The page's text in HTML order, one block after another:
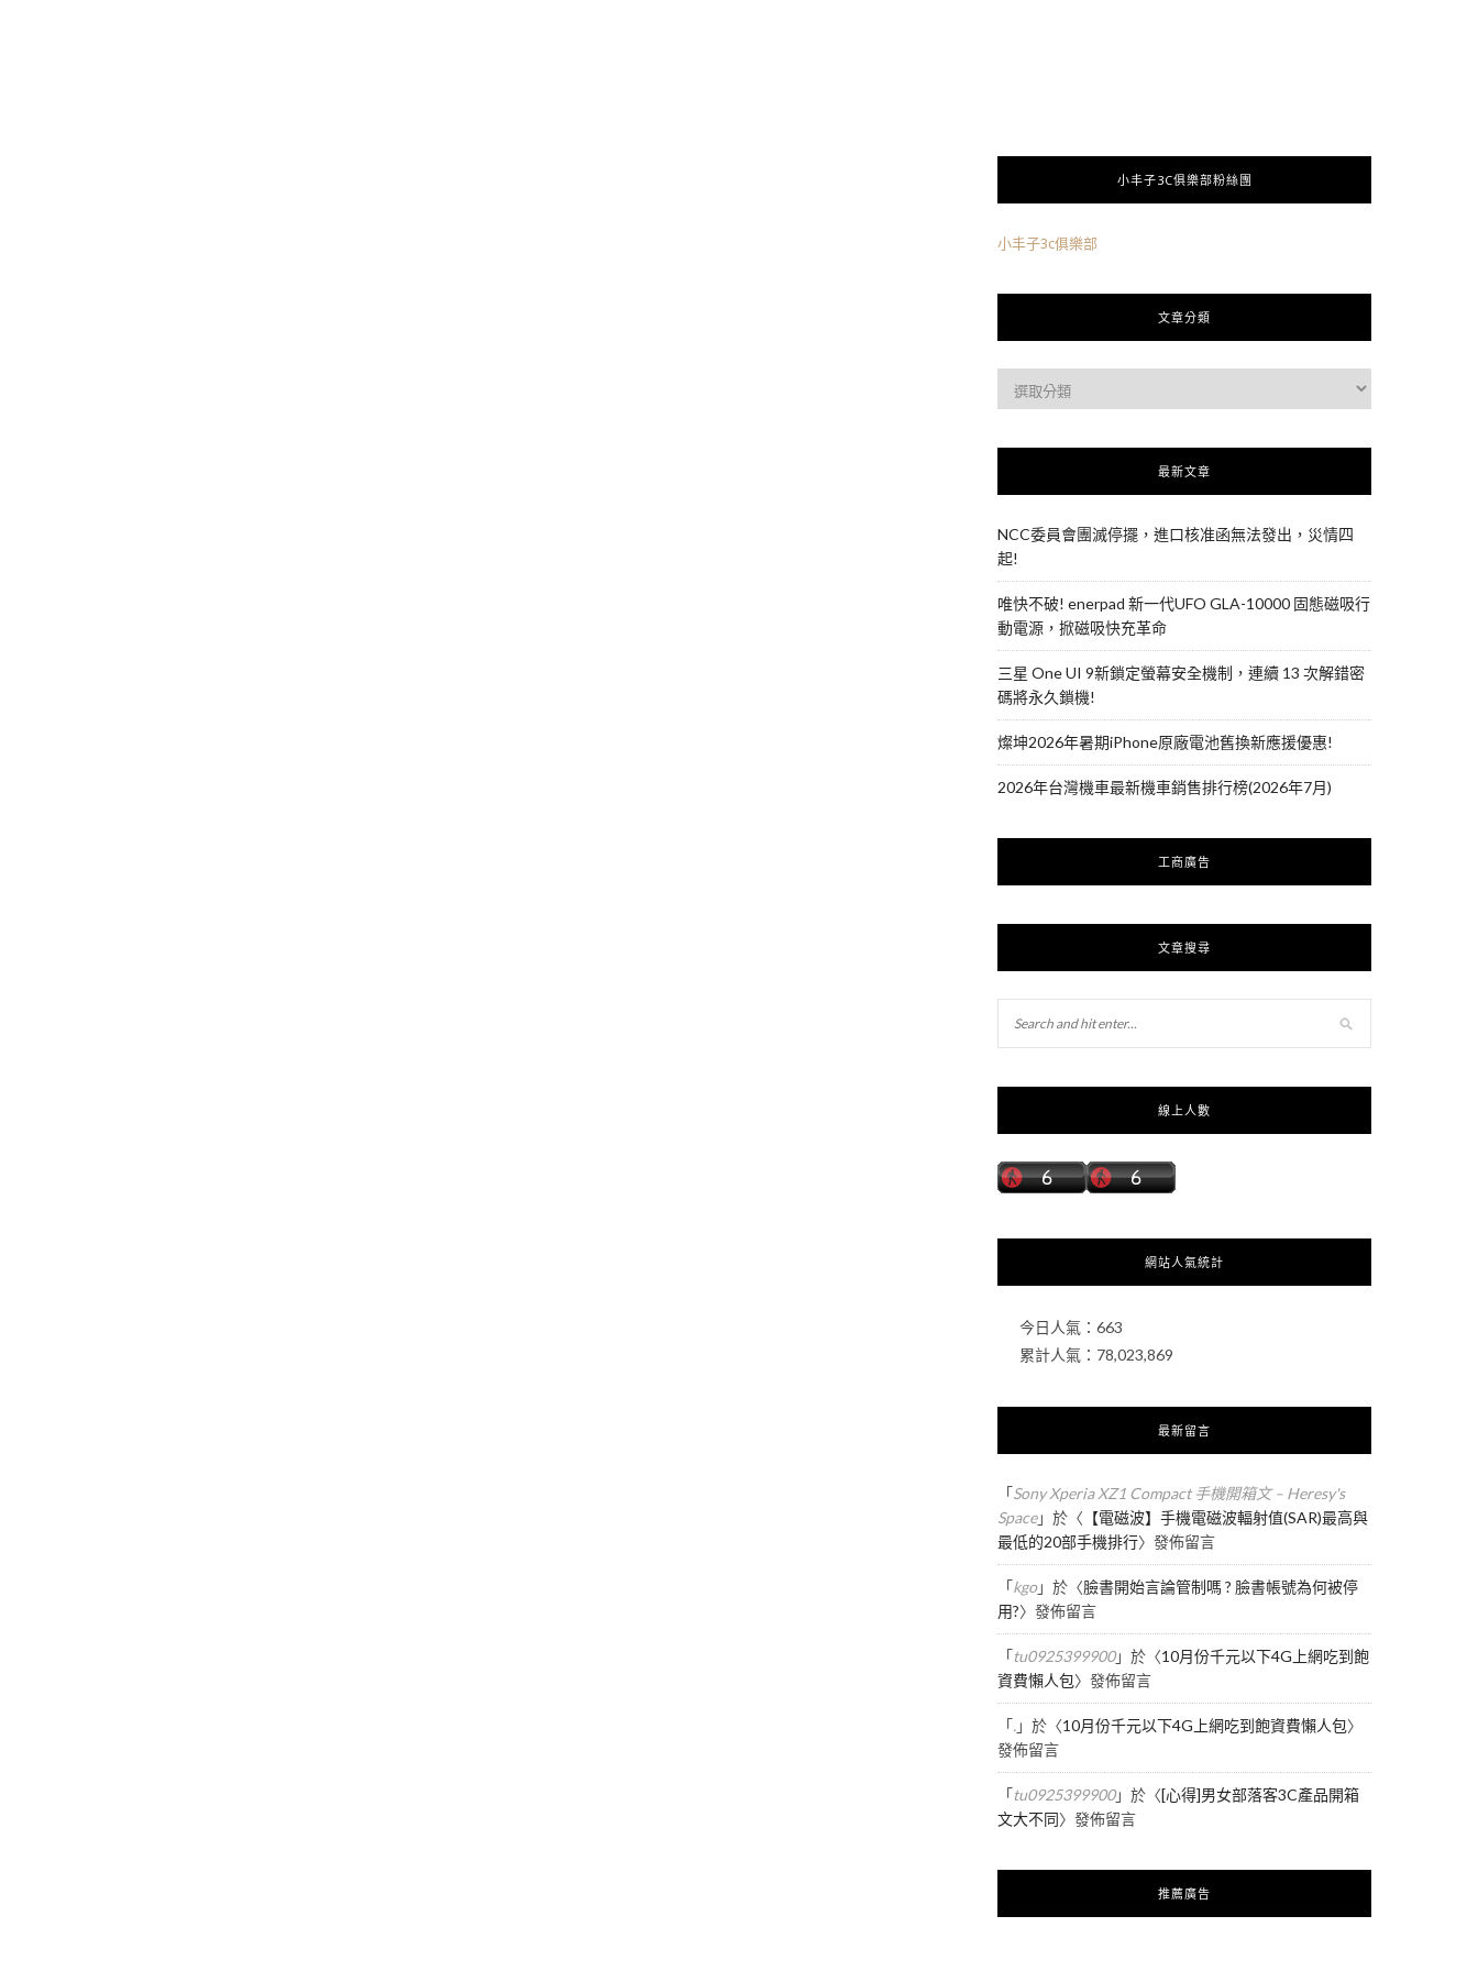
小丰子3C俱樂部粉絲團
小丰子3c俱樂部
文章分類
最新文章
NCC委員會團滅停擺，進口核准函無法發出，災情四
起!
唯快不破! enerpad 新一代UFO GLA-10000 固態磁吸行
動電源，掀磁吸快充革命
三星 One UI 9新鎖定螢幕安全機制，連續 13 次解錯密
碼將永久鎖機!
燦坤2026年暑期iPhone原廠電池舊換新應援優惠!
2026年台灣機車最新機車銷售排行榜(2026年7月)
工商廣告
文章搜尋
線上人數
網站人氣統計
今日人氣： 663
累計人氣： 78,023,869
最新留言
「Sony Xperia XZ1 Compact 手機開箱文 – Heresy's
Space」於〈 【電磁波】手機電磁波輻射值(SAR)最高與
最低的20部手機排行〉發佈留言
「kgo」於〈臉書開始言論管制嗎 ? 臉書帳號為何被停
用?〉發佈留言
「tu0925399900」於〈10月份千元以下4G上網吃到飽
資費懶人包〉發佈留言
「.」於〈10月份千元以下4G上網吃到飽資費懶人包〉
發佈留言
「tu0925399900」於〈[心得]男女部落客3C產品開箱
文大不同〉發佈留言
推薦廣告